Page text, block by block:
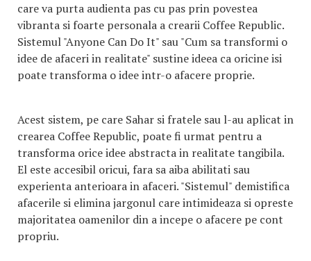
care va purta audienta pas cu pas prin povestea
vibranta si foarte personala a crearii Coffee Republic.
Sistemul "Anyone Can Do It" sau "Cum sa transformi o
idee de afaceri in realitate" sustine ideea ca oricine isi
poate transforma o idee intr-o afacere proprie.
Acest sistem, pe care Sahar si fratele sau l-au aplicat in
crearea Coffee Republic, poate fi urmat pentru a
transforma orice idee abstracta in realitate tangibila.
El este accesibil oricui, fara sa aiba abilitati sau
experienta anterioara in afaceri. "Sistemul" demistifica
afacerile si elimina jargonul care intimideaza si opreste
majoritatea oamenilor din a incepe o afacere pe cont
propriu.